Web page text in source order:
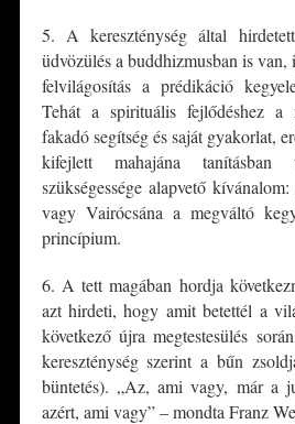
5. A kereszténység által
üdvözülés a buddhizmusban is
felvilágosítás a prédikáció
Tehát a spirituális fejlődéshez a
fakadó segítség és saját gyakorlat,
kifejlett mahajána
szükségessége alapvető
vagy Vairócsána a megváltó
princípium.
6. A tett magában hordja
azt hirdeti, hogy amit betettél a
következő újra megtestesülés
kereszténység szerint a bűn
büntetés). „Az, ami vagy, már a
azért, ami vagy” – mondta Franz